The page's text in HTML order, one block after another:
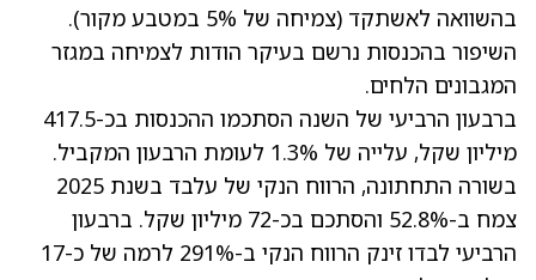
בהשוואה לאשתקד (צמיחה של 5% במטבע מקור).
השיפור בהכנסות נרשם בעיקר הודות לצמיחה במגזר
המגבונים הלחים.
ברבעון הרביעי של השנה הסתכמו ההכנסות בכ-417.5
מיליון שקל, עלייה של 1.3% לעומת הרבעון המקביל.
בשורה התחתונה, הרווח הנקי של עלבד בשנת 2025
צמח ב-52.8% והסתכם בכ-72 מיליון שקל. ברבעון
הרביעי לבדו זינק הרווח הנקי ב-291% לרמה של כ-17